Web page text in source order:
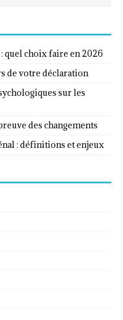
quel choix faire en 2026
de votre déclaration
sur les
des changements
: définitions et enjeux